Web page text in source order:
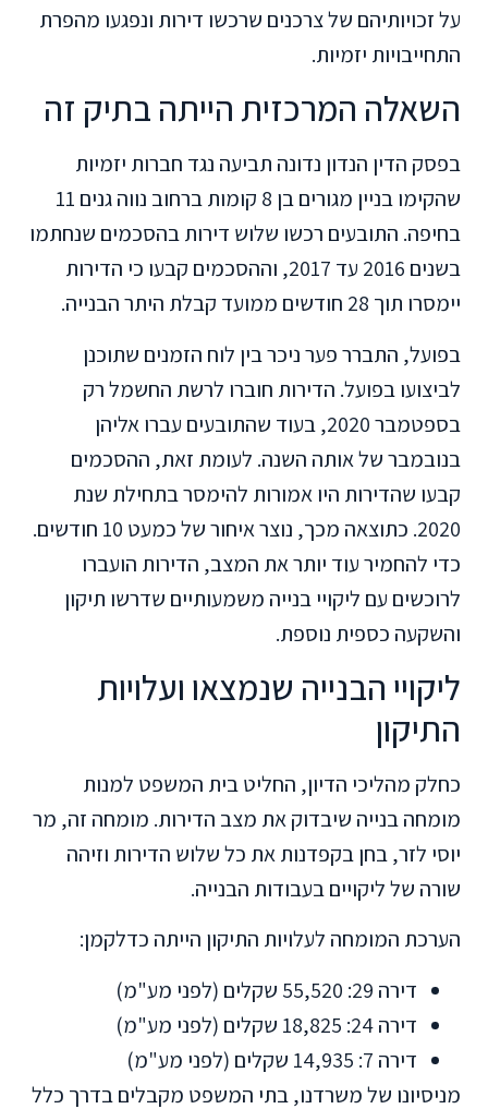
על זכויותיהם של צרכנים שרכשו דירות ונפגעו מהפרת
התחייבויות יזמיות.
השאלה המרכזית הייתה בתיק זה
בפסק הדין הנדון נדונה תביעה נגד חברות יזמיות
שהקימו בניין מגורים בן 8 קומות ברחוב נווה גנים 11
בחיפה. התובעים רכשו שלוש דירות בהסכמים שנחתמו
בשנים 2016 עד 2017, וההסכמים קבעו כי הדירות
יימסרו תוך 28 חודשים ממועד קבלת היתר הבנייה.
בפועל, התברר פער ניכר בין לוח הזמנים שתוכנן
לביצועו בפועל. הדירות חוברו לרשת החשמל רק
בספטמבר 2020, בעוד שהתובעים עברו אליהן
בנובמבר של אותה השנה. לעומת זאת, ההסכמים
קבעו שהדירות היו אמורות להימסר בתחילת שנת
2020. כתוצאה מכך, נוצר איחור של כמעט 10 חודשים.
כדי להחמיר עוד יותר את המצב, הדירות הועברו
לרוכשים עם ליקויי בנייה משמעותיים שדרשו תיקון
והשקעה כספית נוספת.
ליקויי הבנייה שנמצאו ועלויות
התיקון
כחלק מהליכי הדיון, החליט בית המשפט למנות
מומחה בנייה שיבדוק את מצב הדירות. מומחה זה, מר
יוסי לזר, בחן בקפדנות את כל שלוש הדירות וזיהה
שורה של ליקויים בעבודות הבנייה.
הערכת המומחה לעלויות התיקון הייתה כדלקמן:
דירה 29: 55,520 שקלים (לפני מע"מ)
דירה 24: 18,825 שקלים (לפני מע"מ)
דירה 7: 14,935 שקלים (לפני מע"מ)
מניסיונו של משרדנו, בתי המשפט מקבלים בדרך כלל